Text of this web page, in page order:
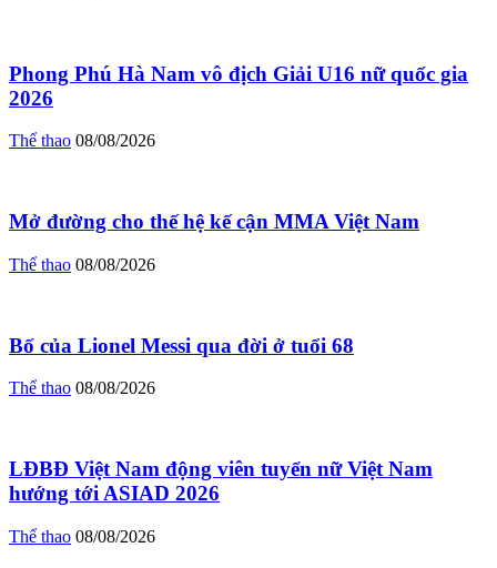
Phong Phú Hà Nam vô địch Giải U16 nữ quốc gia
2026
Thể thao 08/08/2026
Mở đường cho thế hệ kế cận MMA Việt Nam
Thể thao 08/08/2026
Bố của Lionel Messi qua đời ở tuổi 68
Thể thao 08/08/2026
LĐBĐ Việt Nam động viên tuyển nữ Việt Nam
hướng tới ASIAD 2026
Thể thao 08/08/2026